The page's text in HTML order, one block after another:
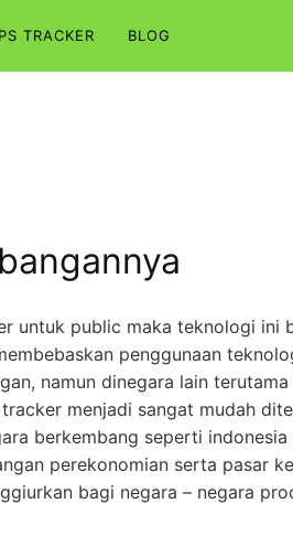
TRACKER BLOG
untuk public maka teknologi ini
penggunaan
namun dinegara lain
menjadi sangat mudah
berkembang seperti
perekonomian serta pasar
bagi negara – negara